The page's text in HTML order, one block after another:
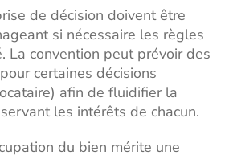
de décision doivent être
si nécessaire les règles
La convention peut prévoir des
certaines décisions
afin de fluidifier la
les intérêts de chacun.
du bien mérite une